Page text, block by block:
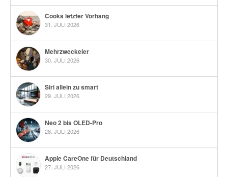
Cooks letzter Vorhang
31. JULI 2026
Mehrzweckeier
30. JULI 2026
Siri allein zu smart
29. JULI 2026
Neo 2 bis OLED-Pro
28. JULI 2026
Apple CareOne für Deutschland
27. JULI 2026